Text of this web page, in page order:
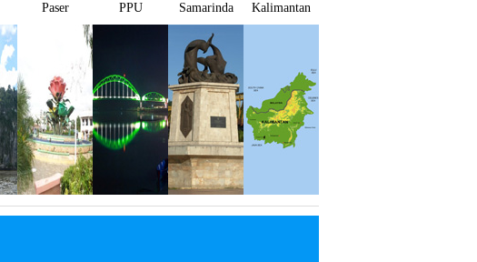
Paser PPU Samarinda Kalimantan